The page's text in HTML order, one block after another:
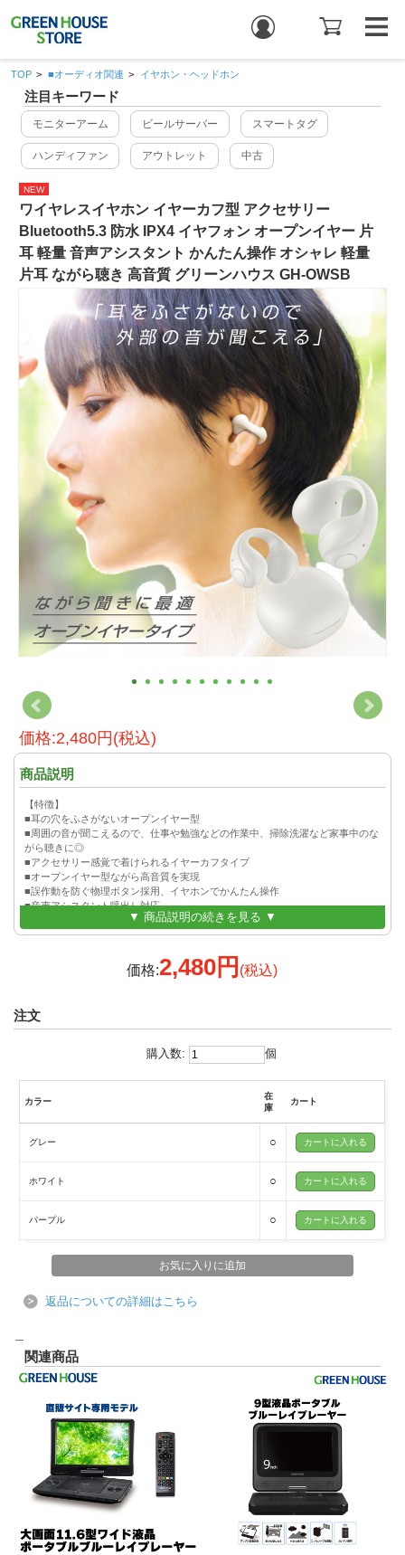
TOP > ■オーディオ関連 > イヤホン・ヘッドホン
注目キーワード
モニターアーム ビールサーバー スマートタグ
ハンディファン アウトレット 中古
NEW
ワイヤレスイヤホン イヤーカフ型 アクセサリー
Bluetooth5.3 防水 IPX4 イヤフォン オープンイヤー 片
耳 軽量 音声アシスタント かんたん操作 オシャレ 軽量
片耳 ながら聴き 高音質 グリーンハウス GH-OWSB
価格:2,480円(税込)
商品説明
【特徴】
■耳の穴をふさがないオープンイヤー型
■周囲の音が聞こえるので、仕事や勉強などの作業中、掃除洗濯など家事中のな
がら聴きに◎
■アクセサリー感覚で着けられるイヤーカフタイプ
■オープンイヤー型ながら高音質を実現
■誤作動を防ぐ物理ボタン採用、イヤホンでかんたん操作
■音声アシスタント呼出し対応
■マルチペアリング対応
■過充電保護、過放電保護、過電流保護機能を持つ安心設計
▼ 商品説明の続きを見る ▼
価格:2,480円 (税込)
注文
購入数: 個
カラー
在
庫
カート
グレー ○
ホワイト ○
パープル ○
返品についての詳細はこちら
関連商品